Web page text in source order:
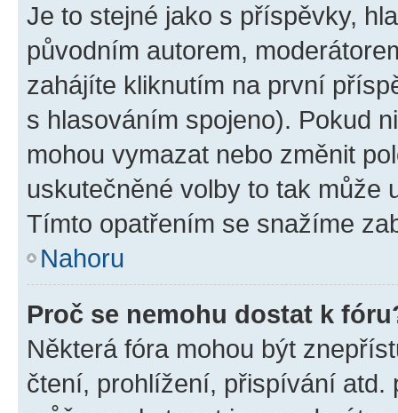
Je to stejné jako s příspěvky,
původním autorem,
zahájíte kliknutím na první
s hlasováním spojeno). Pokud
mohou vymazat nebo změnit
uskutečněné volby to tak může
Tímto opatřením se snažíme
Nahoru
Proč se nemohu dostat k
Některá fóra mohou být
čtení, prohlížení, přispívání atd.